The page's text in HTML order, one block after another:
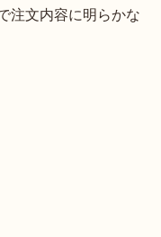
注文内容に明らかな